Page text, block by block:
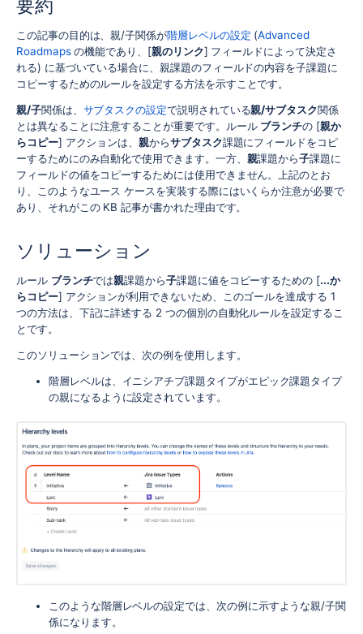
要約
この記事の目的は、親/子関係が階層レベルの設定 (Advanced
Roadmapsの機能であり、[親のリンク] フィールドによって決定さ
れる) に基づいている場合に、親課題のフィールドの内容を子課題に
コピーするためのルールを設定する方法を示すことです。
親/子関係は、 サブタスクの設定で説明されている親/サブタスク関係
とは異なることに注意することが重要です。ルール ブランチの [親か
らコピー] アクションは、親からサブタスク課題にフィールドをコピ
ーするためにのみ自動化で使用できます。一方、 親課題から子課題に
フィールドの値をコピーするためには使用できません。上記のとお
り、このようなユース ケースを実装する際にはいくらか注意が必要で
あり、それがこの KB 記事が書かれた理由です。
ソリューション
ルール ブランチでは親課題から子課題に値をコピーするための [...か
らコピー] アクションが利用できないため、このゴールを達成する 1
つの方法は、下記に詳述する 2 つの個別の自動化ルールを設定するこ
とです。
このソリューションでは、次の例を使用します。
階層レベルは、イニシアチブ課題タイプがエピック課題タイプ
の親になるように設定されています。
このような階層レベルの設定では、次の例に示すような親/子関
係になります。